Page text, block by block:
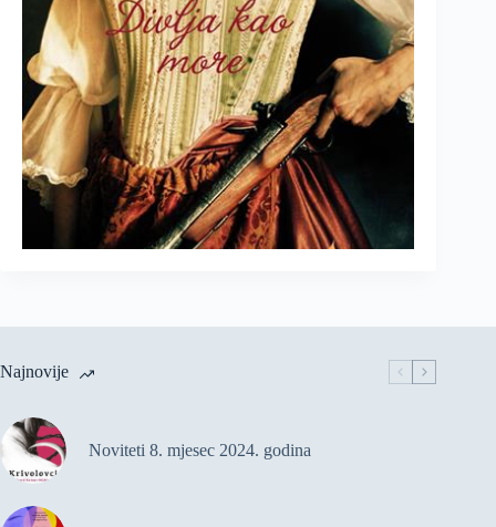
Najnovije
Noviteti 8. mjesec 2024. godina